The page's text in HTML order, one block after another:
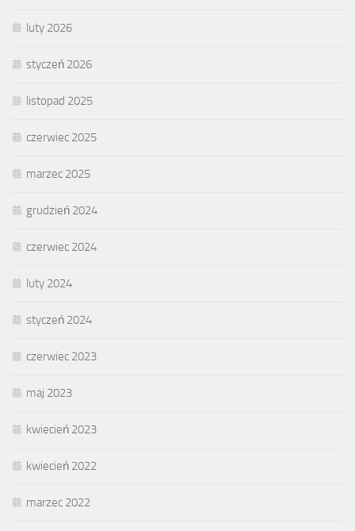
luty 2026
styczeń 2026
listopad 2025
czerwiec 2025
marzec 2025
grudzień 2024
czerwiec 2024
luty 2024
styczeń 2024
czerwiec 2023
maj 2023
kwiecień 2023
kwiecień 2022
marzec 2022